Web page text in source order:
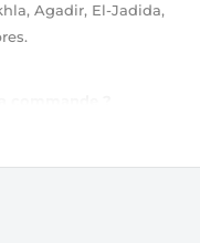
Agadir, El-Jadida,